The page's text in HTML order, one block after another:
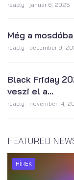
reacty január 6, 2025
Még a
reacty december 9,
Black Friday
veszi el a...
reacty november 14,
FEATURED
HÍREK